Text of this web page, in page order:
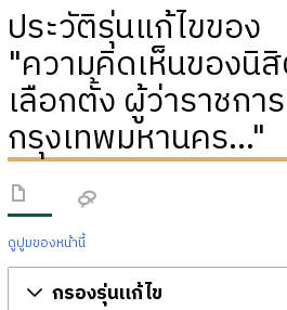
ประวัติรุ่นแก้ไขของ
"ความคิดเห็นของนิ
เลือกตั้ง ผู้ว่าราชการ
กรุงเทพมหานคร..."
ดูปูมของหน้านี้
กรองรุ่นแก้ไข